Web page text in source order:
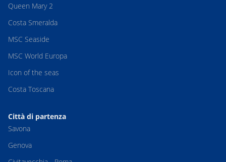
Queen Mary 2
Costa Smeralda
MSC Seaside
MSC World Europa
Icon of the seas
Costa Toscana
Città di partenza
Savona
Genova